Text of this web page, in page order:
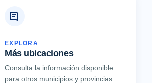
EXPLORA
Más ubicaciones
Consulta la información disponible
para otros municipios y provincias.